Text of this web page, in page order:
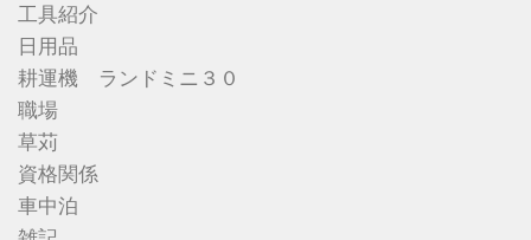
工具紹介
日用品
耕運機 ランドミニ３０
職場
草苅
資格関係
車中泊